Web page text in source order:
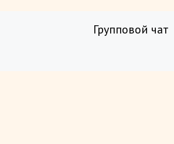
Групповой чат